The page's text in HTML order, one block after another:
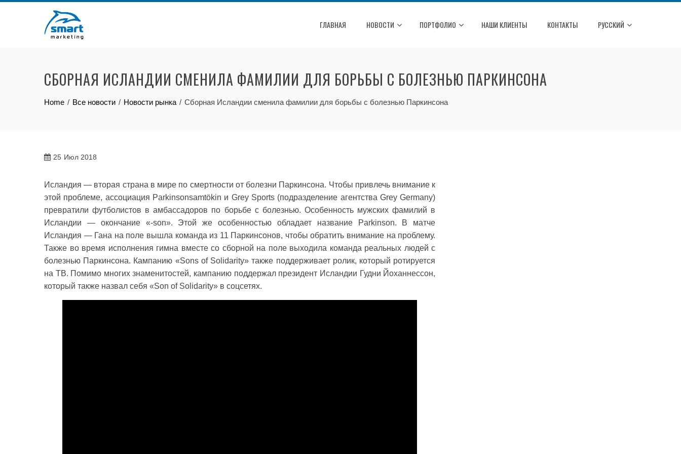
ГЛАВНАЯ НОВОСТИ ПОРТФОЛИО НАШИ КЛИЕНТЫ КОНТАКТЫ РУССКИЙ
СБОРНАЯ ИСЛАНДИИ СМЕНИЛА ФАМИЛИИ ДЛЯ БОРЬБЫ С БОЛЕЗНЬЮ ПАРКИНСОНА
Home Все новости Новости рынка Сборная Исландии сменила фамилии для борьбы с болезнью Паркинсона
25 Июл 2018
Исландия — вторая страна в мире по смертности от болезни Паркинсона. Чтобы привлечь внимание к
этой проблеме, ассоциация Parkinsonsamtökin и Grey Sports (подразделение агентства Grey Germany)
превратили футболистов в амбассадоров по борьбе с болезнью. Особенность мужских фамилий в
Исландии — окончание «-son». Этой же особенностью обладает название Parkinson. В матче
Исландия — Гана на поле вышла команда из 11 Паркинсонов, чтобы обратить внимание на проблему.
Также во время исполнения гимна вместе со сборной на поле выходила команда реальных людей с
болезнью Паркинсона. Кампанию «Sons of Solidarity» также поддерживает ролик, который ротируется
на ТВ. Помимо многих знаменитостей, кампанию поддержал президент Исландии Гудни Йоханнессон,
который также назвал себя «Son of Solidarity» в соцсетях.